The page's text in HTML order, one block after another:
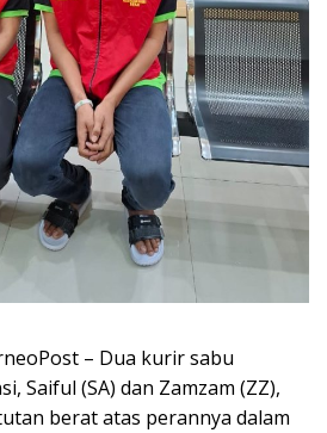
– Dua kurir sabu
Saiful (SA) dan Zamzam (ZZ),
berat atas perannya dalam